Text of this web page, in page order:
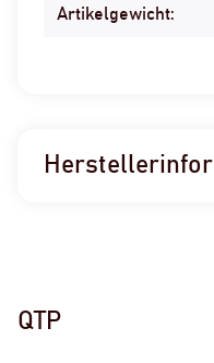
Artikelgewicht:
QTP